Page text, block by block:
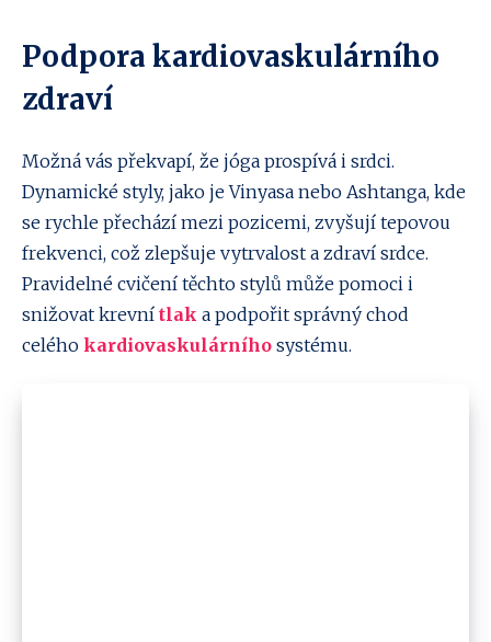
Podpora kardiovaskulárního
zdraví
Možná vás překvapí, že jóga prospívá i srdci.
Dynamické styly, jako je Vinyasa nebo Ashtanga, kde
se rychle přechází mezi pozicemi, zvyšují tepovou
frekvenci, což zlepšuje vytrvalost a zdraví srdce.
Pravidelné cvičení těchto stylů může pomoci i
snižovat krevní tlak a podpořit správný chod
celého kardiovaskulárního systému.